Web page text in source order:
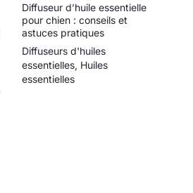
Diffuseur d’huile essentielle
pour chien : conseils et
astuces pratiques
Diffuseurs d'huiles
essentielles, Huiles
essentielles